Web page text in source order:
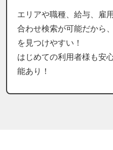
エリアや職種、給与、雇
合わせ検索が可能だから
を見つけやすい！
はじめての利用者様も安
能あり！